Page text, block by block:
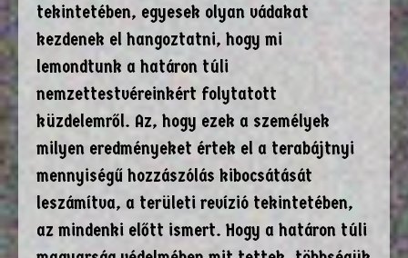
tekintetében, egyesek olyan vádakat
kezdenek el hangoztatni, hogy mi
lemondtunk a határon túli
nemzettestvéreinkért folytatott
küzdelemről. Az, hogy ezek a személyek
milyen eredményeket értek el a terabájtnyi
mennyiségű hozzászólás kibocsátását
leszámítva, a területi revízió tekintetében,
az mindenki előtt ismert. Hogy a határon túli